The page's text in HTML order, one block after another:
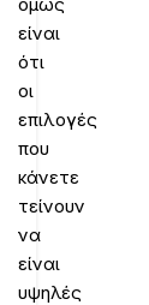
είναι
ότι
οι
επιλογές
που
κάνετε
τείνουν
να
είναι
υψηλές